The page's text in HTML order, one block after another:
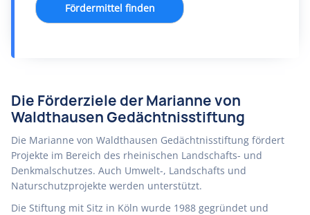
Fördermittel finden
Die Förderziele der Marianne von
Waldthausen Gedächtnisstiftung
Die Marianne von Waldthausen Gedächtnisstiftung fördert
Projekte im Bereich des rheinischen Landschafts- und
Denkmalschutzes. Auch Umwelt-, Landschafts und
Naturschutzprojekte werden unterstützt.
Die Stiftung mit Sitz in Köln wurde 1988 gegründet und